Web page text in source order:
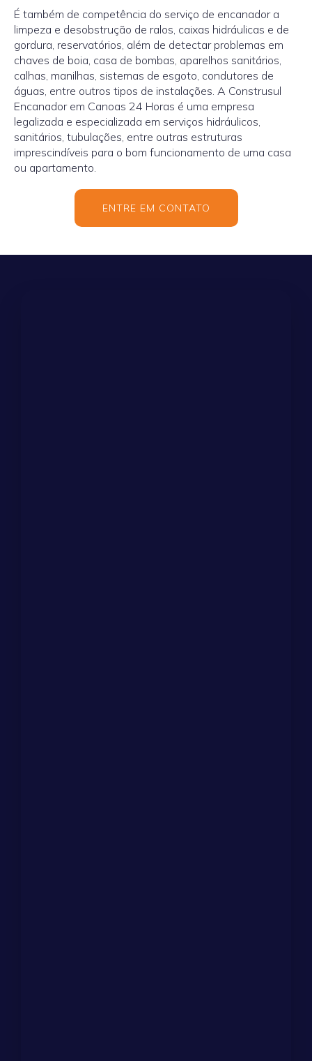
É também de competência do serviço de encanador a
limpeza e desobstrução de ralos, caixas hidráulicas e de
gordura, reservatórios, além de detectar problemas em
chaves de boia, casa de bombas, aparelhos sanitários,
calhas, manilhas, sistemas de esgoto, condutores de
águas, entre outros tipos de instalações. A Construsul
Encanador em Canoas 24 Horas é uma empresa
legalizada e especializada em serviços hidráulicos,
sanitários, tubulações, entre outras estruturas
imprescindíveis para o bom funcionamento de uma casa
ou apartamento.
ENTRE EM CONTATO